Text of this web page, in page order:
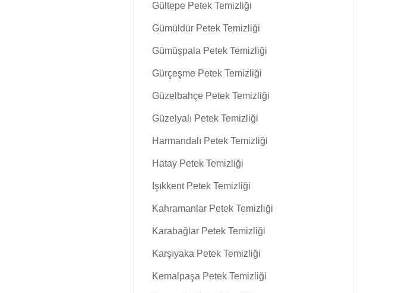
Gültepe Petek Temizliği
Gümüldür Petek Temizliği
Gümüşpala Petek Temizliği
Gürçeşme Petek Temizliği
Güzelbahçe Petek Temizliği
Güzelyalı Petek Temizliği
Harmandalı Petek Temizliği
Hatay Petek Temizliği
Işıkkent Petek Temizliği
Kahramanlar Petek Temizliği
Karabağlar Petek Temizliği
Karşıyaka Petek Temizliği
Kemalpaşa Petek Temizliği